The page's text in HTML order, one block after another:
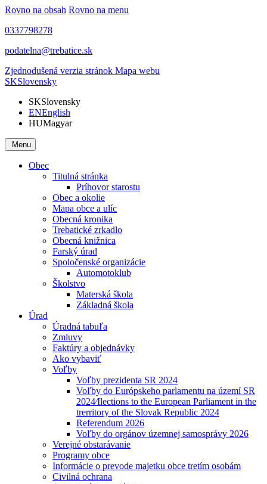
Rovno na obsah Rovno na menu
0337798278
podatelna@trebatice.sk
Zjednodušená verzia stránok Mapa webu
SKSlovensky
SKSlovensky
ENEnglish
HUMagyar
Menu
Obec
Titulná stránka
Príhovor starostu
Obec a okolie
Mapa obce a ulíc
Obecná kronika
Trebatické zrkadlo
Obecná knižnica
Farský úrad
Spoločenské organizácie
Automotoklub
Školstvo
Materská škola
Základná škola
Úrad
Úradná tabuľa
Zmluvy
Faktúry a objednávky
Ako vybaviť
Voľby
Voľby prezidenta SR 2024
Voľby do Európskeho parlamentu na území SR
2024⁄Ilections to the European Parliament in the
trerritory of the Slovak Republic 2024
Referendum 2026
Voľby do orgánov územnej samosprávy 2026
Verejné obstarávanie
Programy obce
Informácie o prevode majetku obce tretím osobám
Civilná ochrana